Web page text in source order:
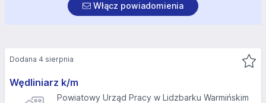
Włącz powiadomienia
Wędliniarz k/m
Powiatowy Urząd Pracy w Lidzbarku Warmińskim
Dodana 4 sierpnia